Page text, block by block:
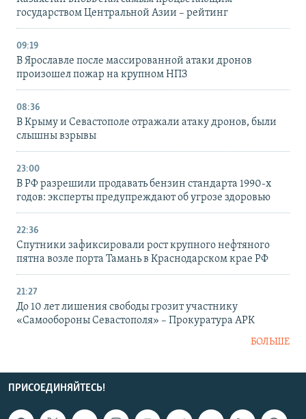
государством Центральной Азии – рейтинг
09:19
В Ярославле после массированной атаки дронов
произошел пожар на крупном НПЗ
08:36
В Крыму и Севастополе отражали атаку дронов, были
слышны взрывы
23:00
В РФ разрешили продавать бензин стандарта 1990-х
годов: эксперты предупреждают об угрозе здоровью
22:36
Спутники зафиксировали рост крупного нефтяного
пятна возле порта Тамань в Краснодарском крае РФ
21:27
До 10 лет лишения свободы грозит участнику
«Самообороны Севастополя» – Прокуратура АРК
БОЛЬШЕ
ПРИСОЕДИНЯЙТЕСЬ!